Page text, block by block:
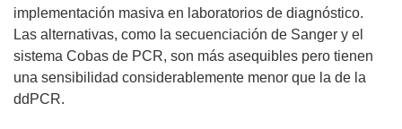
u
e
v
a
b
r
i
r
a
b
r
i
implementación masiva en laboratorios de diagnóstico.
Las alternativas, como la secuenciación de Sanger y el
sistema Cobas de PCR, son más asequibles pero tienen
una sensibilidad considerablemente menor que la de la
ddPCR.